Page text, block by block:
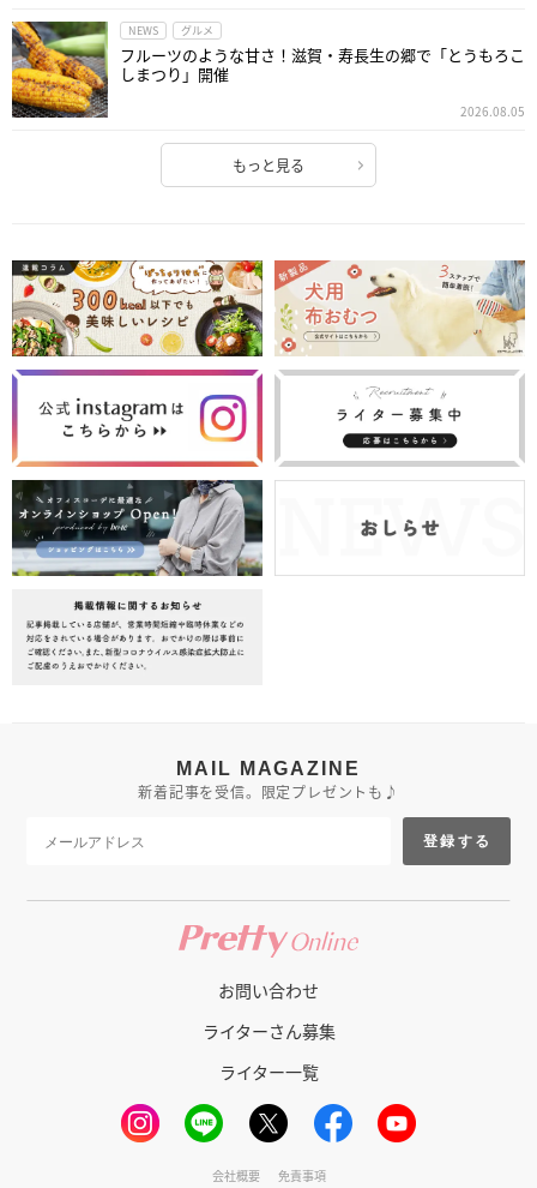
NEWS グルメ
フルーツのような甘さ！滋賀・寿長生の郷で「とうもろこ
しまつり」開催
2026.08.05
もっと見る
MAIL MAGAZINE
新着記事を受信。限定プレゼントも♪
登録する
お問い合わせ
ライターさん募集
ライター一覧
会社概要 免責事項